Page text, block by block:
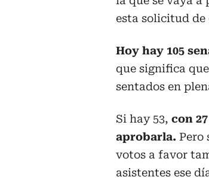
esta solicitud de
Hoy hay 105
que significa
sentados en
Si hay 53, con
aprobarla. Pero
votos a favor
asistentes ese